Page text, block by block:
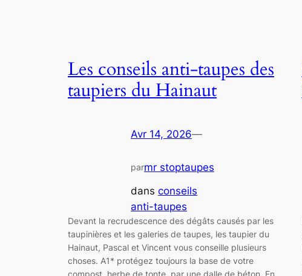
Les conseils anti-taupes des
taupiers du Hainaut
Avr 14, 2026—
parmr stoptaupes
dans conseils
anti-taupes
Devant la recrudescence des dégâts causés par les
taupinières et les galeries de taupes, les taupier du
Hainaut, Pascal et Vincent vous conseille plusieurs
choses. A1* protégez toujours la base de votre
compost, herbe de tonte, par une dalle de béton, En